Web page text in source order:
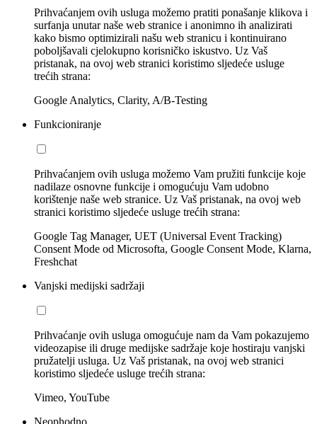
Prihvaćanjem ovih usluga možemo pratiti ponašanje klikova i
surfanja unutar naše web stranice i anonimno ih analizirati
kako bismo optimizirali našu web stranicu i kontinuirano
poboljšavali cjelokupno korisničko iskustvo. Uz Vaš
pristanak, na ovoj web stranici koristimo sljedeće usluge
trećih strana:
Google Analytics, Clarity, A/B-Testing
Funkcioniranje
Prihvaćanjem ovih usluga možemo Vam pružiti funkcije koje
nadilaze osnovne funkcije i omogućuju Vam udobno
korištenje naše web stranice. Uz Vaš pristanak, na ovoj web
stranici koristimo sljedeće usluge trećih strana:
Google Tag Manager, UET (Universal Event Tracking)
Consent Mode od Microsofta, Google Consent Mode, Klarna,
Freshchat
Vanjski medijski sadržaji
Prihvaćanje ovih usluga omogućuje nam da Vam pokazujemo
videozapise ili druge medijske sadržaje koje hostiraju vanjski
pružatelji usluga. Uz Vaš pristanak, na ovoj web stranici
koristimo sljedeće usluge trećih strana:
Vimeo, YouTube
Neophodno